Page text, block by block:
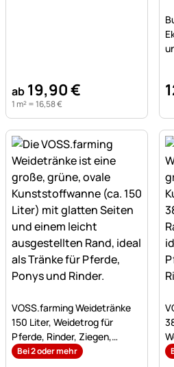
ab 19,90€
1 m² =16,58€
VOSS.farming Weidetränke
150 Liter, Weidetrog für
Pferde, Rinder, Ziegen,
Schafe
Bei 2 oder mehr